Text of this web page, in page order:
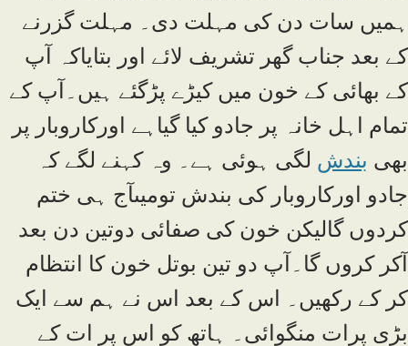
ہمیں سات دن کی مہلت دی۔ مہلت گزرنے
کے بعد جناب گھر تشریف لائے اور بتایاکہ آپ
کے بھائی کے خون میں کیڑے پڑگئے ہیں۔آپ کے
تمام اہل خانہ پر جادو کیا گیاہے اورکاروبار پر
بھی بندش لگی ہوئی ہے۔ وہ کہنے لگے کہ
جادو اورکاروبار کی بندش تومیںآج ہی ختم
کردوں گالیکن خون کی صفائی دوتین دن بعد
آکر کروں گا۔آپ دو تین بوتل خون کا انتظام
کر کے رکھیں۔ اس کے بعد اس نے ہم سے ایک
بڑی پرات منگوائی۔ ہاتھ کو اس پر ات کے